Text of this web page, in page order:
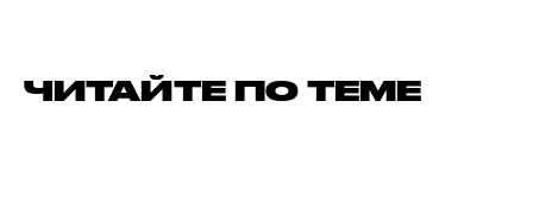
ЧИТАЙТЕ ПО ТЕМЕ